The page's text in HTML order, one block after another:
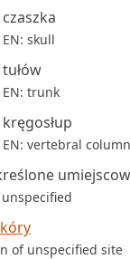
czaszka
EN: skull
tułów
EN: trunk
kręgosłup
EN: vertebral column
unspecified
of unspecified site